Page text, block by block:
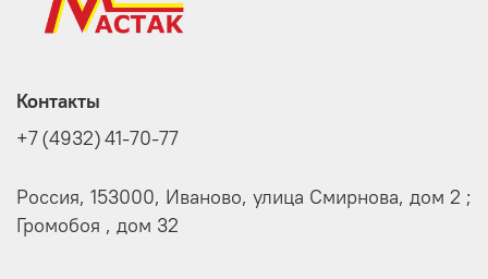
Контакты
+7 (4932) 41-70-77
Россия, 153000, Иваново, улица Смирнова, дом 2 ;
Громобоя , дом 32